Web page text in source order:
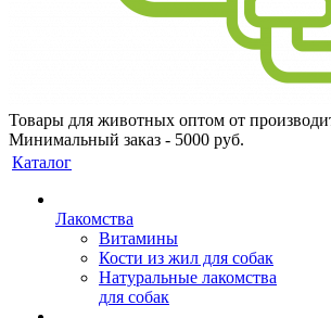
Товары для животных оптом от
Минимальный заказ - 5000 руб.
Каталог
Лакомства
Витамины
Кости из жил для собак
Натуральные лакомства
для собак